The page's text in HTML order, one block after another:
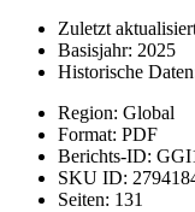
Zuletzt
Basisjahr: 2025
Historische
Region: Global
Format: PDF
Berichts-ID:
SKU ID:
Seiten: 131